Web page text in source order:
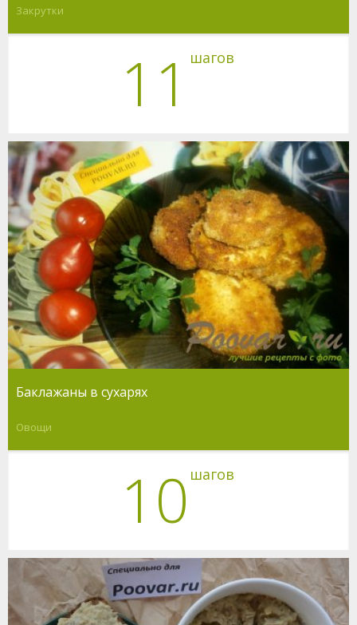
Закрутки
11 шагов
Баклажаны в сухарях
Овощи
10 шагов